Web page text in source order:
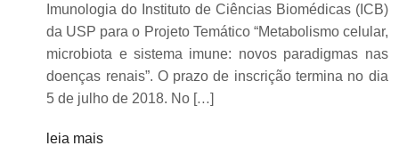
Imunologia do Instituto de Ciências Biomédicas (ICB)
da USP para o Projeto Temático “Metabolismo celular,
microbiota e sistema imune: novos paradigmas nas
doenças renais”. O prazo de inscrição termina no dia
5 de julho de 2018. No […]
leia mais